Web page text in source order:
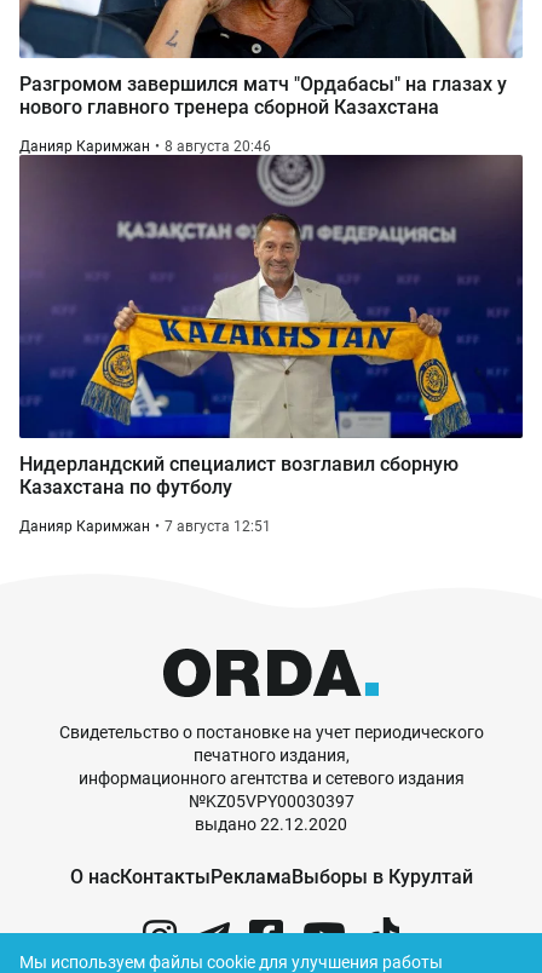
Разгромом завершился матч "Ордабасы" на глазах у
нового главного тренера сборной Казахстана
Данияр Каримжан 8 августа 20:46
Нидерландский специалист возглавил сборную
Казахстана по футболу
Данияр Каримжан 7 августа 12:51
Свидетельство о постановке на учет периодического
печатного издания,
информационного агентства и сетевого издания
№KZ05VPY00030397
выдано 22.12.2020
О насКонтактыРекламаВыборы в Курултай
Мы используем файлы cookie для улучшения работы